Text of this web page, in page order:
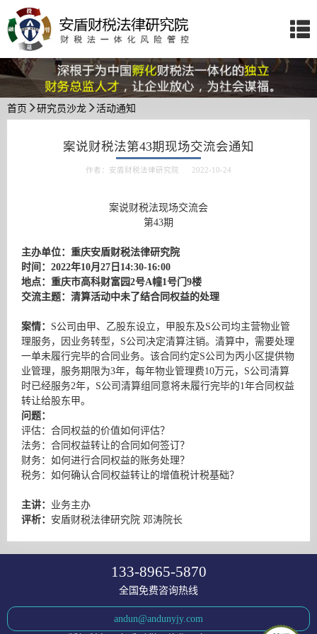
首页 研究员沙龙 活动通知
案说财税法第43期现场交流会通知
作者：安盾财税法律研究院 2022-10-24
案说财税法现场交流会
第43期
主办单位：重庆安盾财税法律研究院
时间：2022年10月27 日14:30-16:00
地点：重庆市高科财富园2号A幢1号门9楼
交流主题： 清算活动中未了结合同权益的处理
案情： S公司由甲、乙股东设立，甲股东及S公司均主营物业管
理服务，因业务转型，S公司决定清算注销。清算中，需要处理
一单未履行完毕的合同业务。该合同约定S公司为丙小区提供物
业管理，服务期限为3年，每年物业管理费10万元，S公司清算
时已经服务2年，S公司清算组同意将未履行完毕的1年合同权益
转让给股东甲。
问题：
评估：合同权益的价值如何评估？
法务：合同权益转让的合同如何签订？
财务：如何进行合同权益的账务处理？
税务：如何确认合同权益转让的增值税计税基础？
主讲： 业务主办
评析： 安盾财税法律研究院 邓涛院长
133-8965-5870
全国免费咨询热线
andun@andunyjy.com